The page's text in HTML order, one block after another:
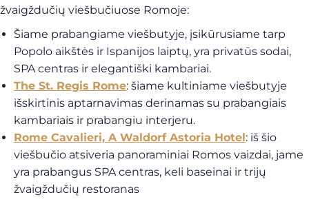
žvaigždučių viešbučiuose Romoje:
Šiame prabangiame viešbutyje, įsikūrusiame tarp
Popolo aikštės ir Ispanijos laiptų, yra privatūs sodai,
SPA centras ir elegantiški kambariai.
The St. Regis Rome: šiame kultiniame viešbutyje
išskirtinis aptarnavimas derinamas su prabangiais
kambariais ir prabangiu interjeru.
Rome Cavalieri, A Waldorf Astoria Hotel: iš šio
viešbučio atsiveria panoraminiai Romos vaizdai, jame
yra prabangus SPA centras, keli baseinai ir trijų
žvaigždučių restoranas